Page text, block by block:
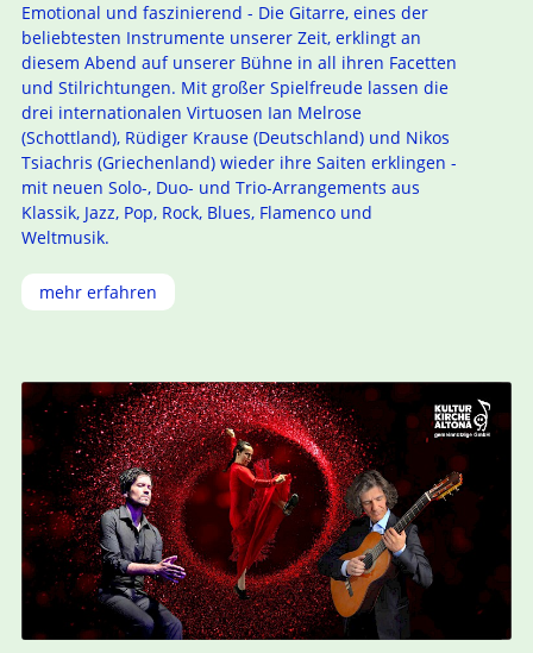
Emotional und faszinierend - Die Gitarre, eines der
beliebtesten Instrumente unserer Zeit, erklingt an
diesem Abend auf unserer Bühne in all ihren Facetten
und Stilrichtungen. Mit großer Spielfreude lassen die
drei internationalen Virtuosen Ian Melrose
(Schottland), Rüdiger Krause (Deutschland) und Nikos
Tsiachris (Griechenland) wieder ihre Saiten erklingen -
mit neuen Solo-, Duo- und Trio-Arrangements aus
Klassik, Jazz, Pop, Rock, Blues, Flamenco und
Weltmusik.
mehr erfahren